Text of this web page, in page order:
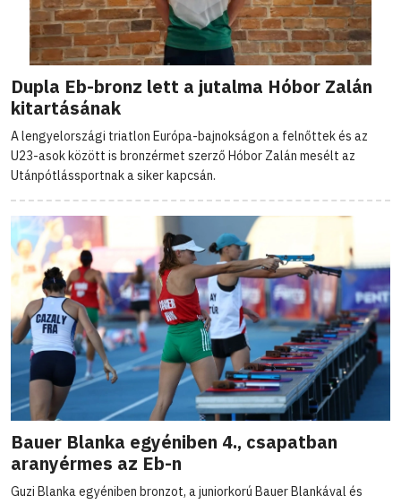
Dupla Eb-bronz lett a jutalma Hóbor Zalán
kitartásának
A lengyelországi triatlon Európa-bajnokságon a felnőttek és az
U23-asok között is bronzérmet szerző Hóbor Zalán mesélt az
Utánpótlássportnak a siker kapcsán.
Bauer Blanka egyéniben 4., csapatban
aranyérmes az Eb-n
Guzi Blanka egyéniben bronzot, a juniorkorú Bauer Blankával és